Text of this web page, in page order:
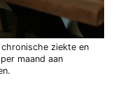
ziekte en
maand aan